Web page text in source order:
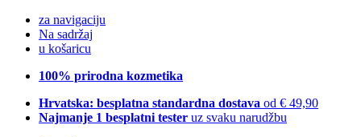
za navigaciju
Na sadržaj
u košaricu
100% prirodna kozmetika
Hrvatska: besplatna standardna dostava od € 49,90
Najmanje 1 besplatni tester uz svaku narudžbu